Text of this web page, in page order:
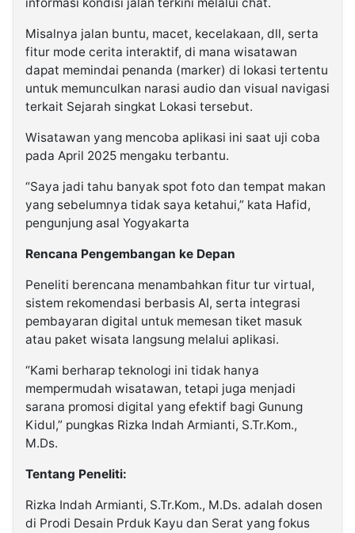
informasi kondisi jalan terkini melalui chat.
Misalnya jalan buntu, macet, kecelakaan, dll, serta
fitur mode cerita interaktif, di mana wisatawan
dapat memindai penanda (marker) di lokasi tertentu
untuk memunculkan narasi audio dan visual navigasi
terkait Sejarah singkat Lokasi tersebut.
Wisatawan yang mencoba aplikasi ini saat uji coba
pada April 2025 mengaku terbantu.
“Saya jadi tahu banyak spot foto dan tempat makan
yang sebelumnya tidak saya ketahui,” kata Hafid,
pengunjung asal Yogyakarta
Rencana Pengembangan ke Depan
Peneliti berencana menambahkan fitur tur virtual,
sistem rekomendasi berbasis AI, serta integrasi
pembayaran digital untuk memesan tiket masuk
atau paket wisata langsung melalui aplikasi.
“Kami berharap teknologi ini tidak hanya
mempermudah wisatawan, tetapi juga menjadi
sarana promosi digital yang efektif bagi Gunung
Kidul,” pungkas Rizka Indah Armianti, S.Tr.Kom.,
M.Ds.
Tentang Peneliti:
Rizka Indah Armianti, S.Tr.Kom., M.Ds. adalah dosen
di Prodi Desain Prduk Kayu dan Serat yang fokus